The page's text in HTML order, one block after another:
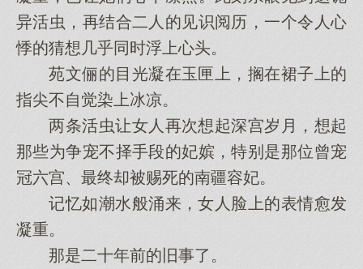
异活虫，再结合二人的见识阅历，一个令人心
悸的猜想几乎同时浮上心头。
苑文俪的目光凝在玉匣上，搁在裙子上的
指尖不自觉染上冰凉。
两条活虫让女人再次想起深宫岁月，想起
那些为争宠不择手段的妃嫔，特别是那位曾宠
冠六宫、最终却被赐死的南疆容妃。
记忆如潮水般涌来，女人脸上的表情愈发
凝重。
那是二十年前的旧事了。